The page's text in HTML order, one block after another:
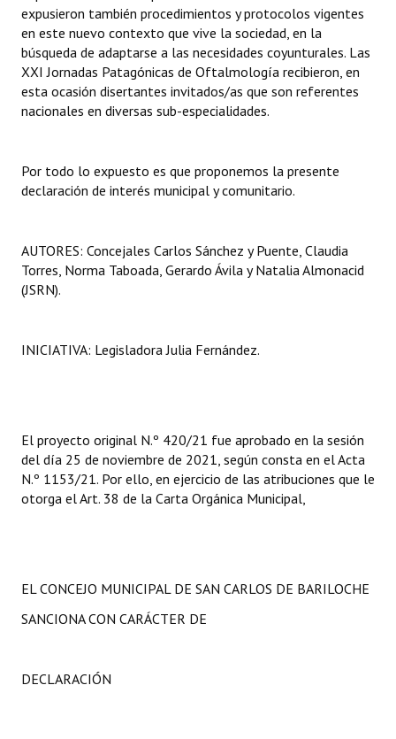
Huéspedes de Honor - Registro
Antiguos Pobladores - Registro
Reconocimientos - Registro
REFORMA DE LA CARTA ORGÁNICA
expusieron también procedimientos y protocolos vigentes
en este nuevo contexto que vive la sociedad, en la
búsqueda de adaptarse a las necesidades coyunturales. Las
XXI Jornadas Patagónicas de Oftalmología recibieron, en
esta ocasión disertantes invitados/as que son referentes
nacionales en diversas sub-especialidades.
Por todo lo expuesto es que proponemos la presente
declaración de interés municipal y comunitario.
AUTORES: Concejales Carlos Sánchez y Puente, Claudia
Torres, Norma Taboada, Gerardo Ávila y Natalia Almonacid
(JSRN).
INICIATIVA: Legisladora Julia Fernández.
El proyecto original N.º 420/21 fue aprobado en la sesión
del día 25 de noviembre de 2021, según consta en el Acta
N.º 1153/21. Por ello, en ejercicio de las atribuciones que le
otorga el Art. 38 de la Carta Orgánica Municipal,
EL CONCEJO MUNICIPAL DE SAN CARLOS DE BARILOCHE
SANCIONA CON CARÁCTER DE
DECLARACIÓN